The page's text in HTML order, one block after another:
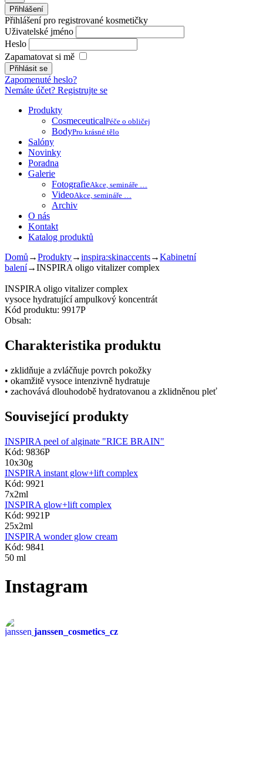
Přihlášení
Přihlášení pro registrované kosmetičky
Uživatelské jméno
Heslo
Zapamatovat si mě
Zapomenuté heslo?
Nemáte účet? Registrujte se
Produkty
CosmeceuticalPéče o obličej
BodyPro krásné tělo
Salóny
Novinky
Poradna
Galerie
FotografieAkce, semináře …
VideoAkce, semináře …
Archiv
O nás
Kontakt
Katalog produktů
Domů →Produkty→inspira:skinaccents→Kabinetní
balení→INSPIRA oligo vitalizer complex
INSPIRA oligo vitalizer complex
vysoce hydratující ampulkový koncentrát
Kód produktu: 9917P
Obsah:
Charakteristika produktu
• zklidňuje a zvláčňuje povrch pokožky
• okamžitě vysoce intenzivně hydratuje
• zachovává dlouhodobě hydratovanou a zklidněnou pleť
Související produkty
INSPIRA peel of alginate "RICE BRAIN"
Kód: 9836P
10x30g
INSPIRA instant glow+lift complex
Kód: 9921
7x2ml
INSPIRA glow+lift complex
Kód: 9921P
25x2ml
INSPIRA wonder glow cream
Kód: 9841
50 ml
Instagram
janssen_cosmetics_cz